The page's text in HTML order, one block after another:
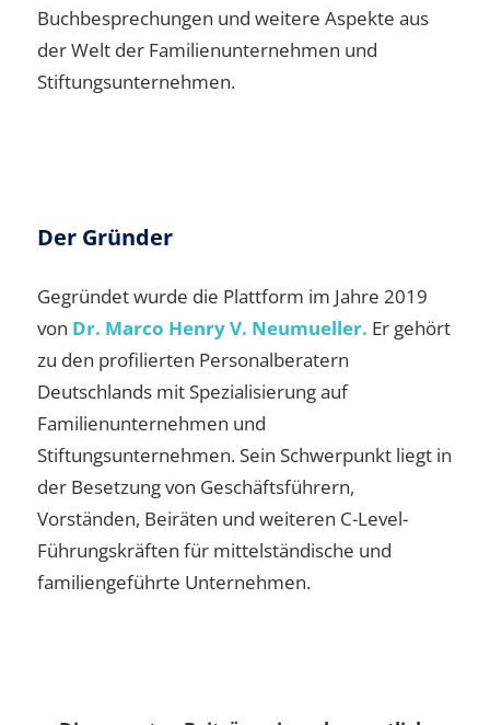
Buchbesprechungen und weitere Aspekte aus
der Welt der Familienunternehmen und
Stiftungsunternehmen.
Der Gründer
Gegründet wurde die Plattform im Jahre 2019
von Dr. Marco Henry V. Neumueller. Er gehört
zu den profilierten Personalberatern
Deutschlands mit Spezialisierung auf
Familienunternehmen und
Stiftungsunternehmen. Sein Schwerpunkt liegt in
der Besetzung von Geschäftsführern,
Vorständen, Beiräten und weiteren C-Level-
Führungskräften für mittelständische und
familiengeführte Unternehmen.